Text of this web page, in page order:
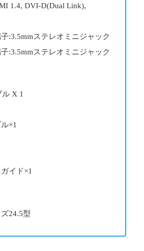
1.4, DVI-D(Dual Link),
:3.5mmステレオミニジャック
:3.5mmステレオミニジャック
ル X 1
×1
イド×1
24.5型